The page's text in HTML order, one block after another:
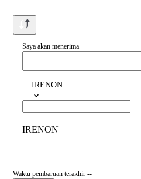
Saya akan menerima
IRENON
IRENON
Waktu pembaruan terakhir --